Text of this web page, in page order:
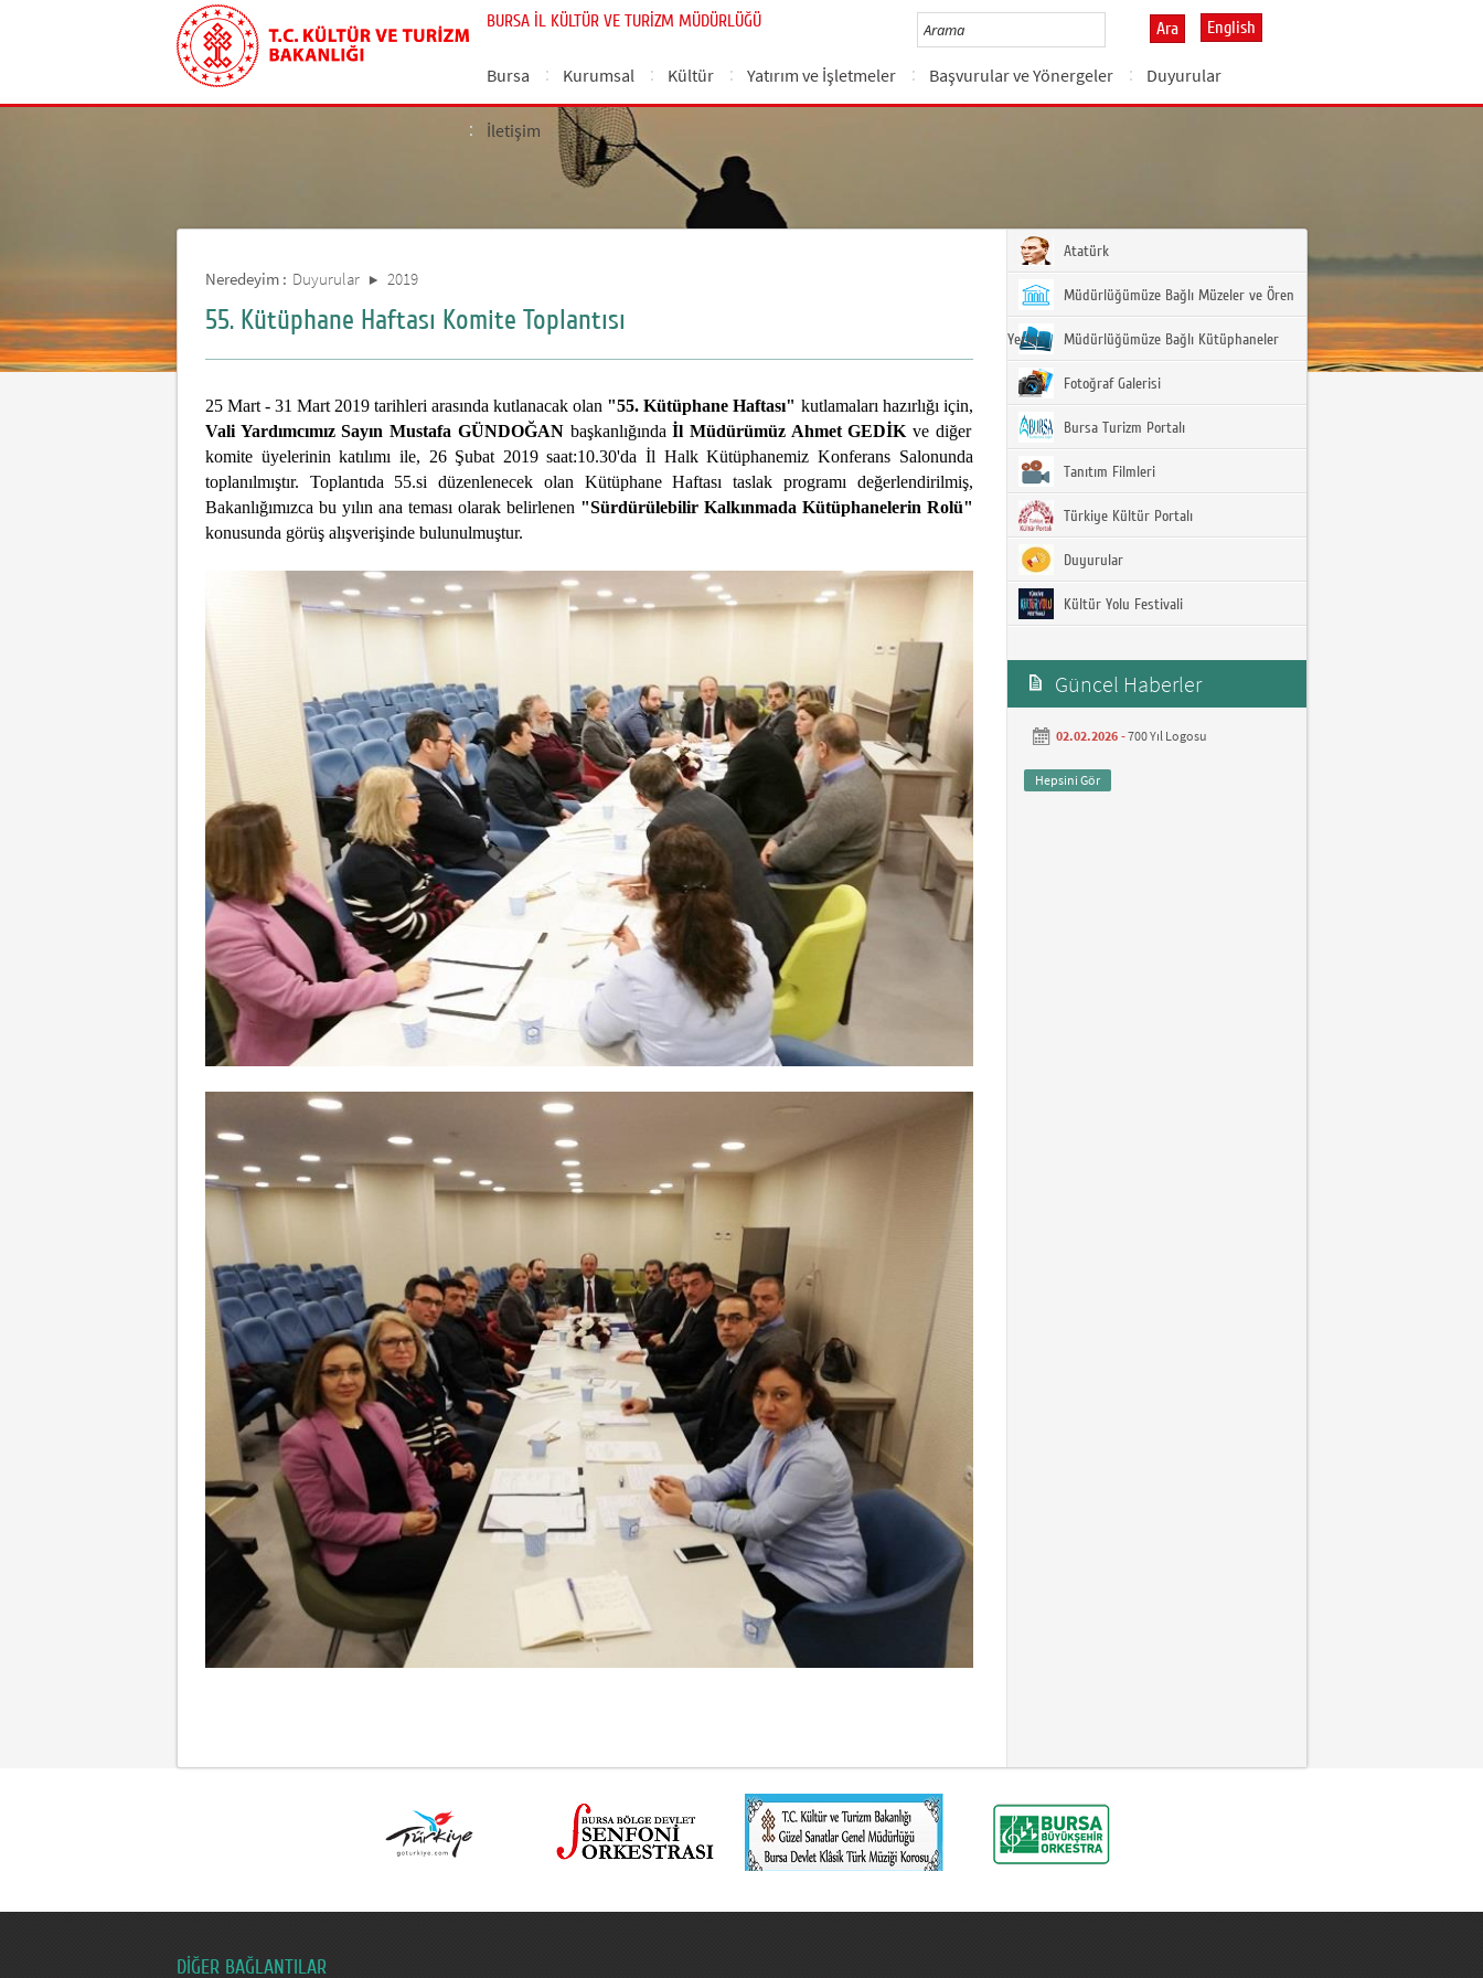
BURSA İL KÜLTÜR VE TURİZM MÜDÜRLÜĞÜ Ara English
Bursa Kurumsal Kültür Yatırım ve İşletmeler Başvurular ve Yönergeler Duyurular
İletişim
Neredeyim : Duyurular 2019
55. Kütüphane Haftası Komite Toplantısı
25 Mart - 31 Mart 2019 tarihleri arasında kutlanacak olan "55. Kütüphane Haftası" kutlamaları hazırlığı için,
Vali Yardımcımız Sayın Mustafa GÜNDOĞANbaşkanlığındaİl Müdürümüz Ahmet GEDİK ve diğer
komite üyelerinin katılımı ile, 26 Şubat 2019 saat:10.30'da İl Halk Kütüphanemiz Konferans Salonunda
toplanılmıştır. Toplantıda 55.si düzenlenecek olan Kütüphane Haftası taslak programı değerlendirilmiş,
Bakanlığımızca bu yılın ana teması olarak belirlenen "Sürdürülebilir Kalkınmada Kütüphanelerin Rolü"
konusunda görüş alışverişinde bulunulmuştur.
Atatürk
Müdürlüğümüze Bağlı Müzeler ve Ören
Yerleri Müdürlüğümüze Bağlı Kütüphaneler
Fotoğraf Galerisi
Bursa Turizm Portalı
Tanıtım Filmleri
Türkiye Kültür Portalı
Duyurular
Kültür Yolu Festivali
Güncel Haberler
02.02.2026 -700 Yıl Logosu
Hepsini Gör
DİĞER BAĞLANTILAR